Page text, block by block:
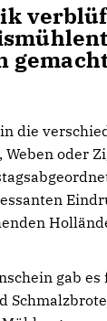
die
oder
gab